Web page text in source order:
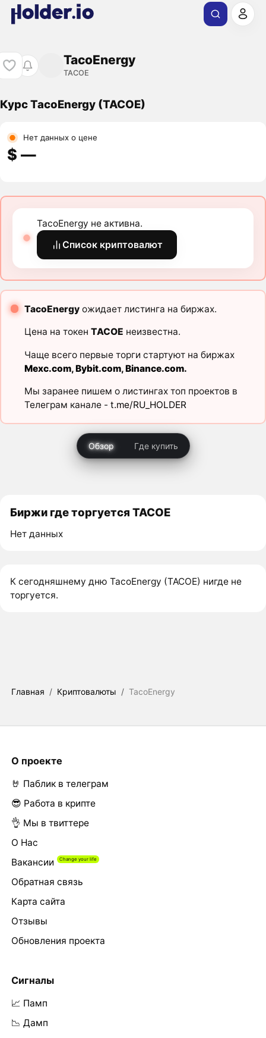
TacoEnergy
TACOE
Курс TacoEnergy (TACOE)
Нет данных о цене
$ ―
TacoEnergy не активна.
Список криптовалют
TacoEnergyожидает листинга на биржах.
Цена на токен TACOE неизвестна.
Чаще всего первые торги стартуют на биржах
Mexc.com,Bybit.com,Binance.com.
Мы заранее пишем о листингах топ проектов в
Телеграм канале - t.me/RU_HOLDER
Обзор Где купить
Биржи где торгуется TACOE
Нет данных
К сегодняшнему дню TacoEnergy (TACOE) нигде не
торгуется.
Главная / Криптовалюты / TacoEnergy
О проекте
🤘 Паблик в телеграм
😎 Работа в крипте
👌 Мы в твиттере
О Нас
Вакансии
Обратная связь
Карта сайта
Отзывы
Обновления проекта
Сигналы
📈 Памп
📉 Дамп